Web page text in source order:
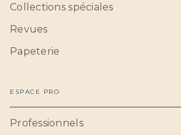
Collections spéciales
Revues
Papeterie
ESPACE PRO
Professionnels